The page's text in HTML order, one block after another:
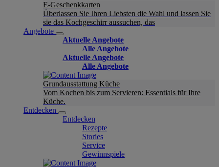
E-Geschenkkarten
Überlassen Sie Ihren Liebsten die Wahl und lassen Sie
sie das Kochgeschirr aussuchen, das
Angebote
Aktuelle Angebote
Alle Angebote
Aktuelle Angebote
Alle Angebote
Grundausstattung Küche
Vom Kochen bis zum Servieren: Essentials für Ihre
Küche.
Entdecken
Entdecken
Rezepte
Stories
Service
Gewinnspiele